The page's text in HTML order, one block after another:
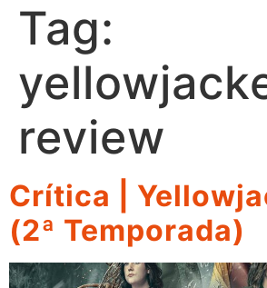
Tag:
review
Crítica |
(2ª Temporada)